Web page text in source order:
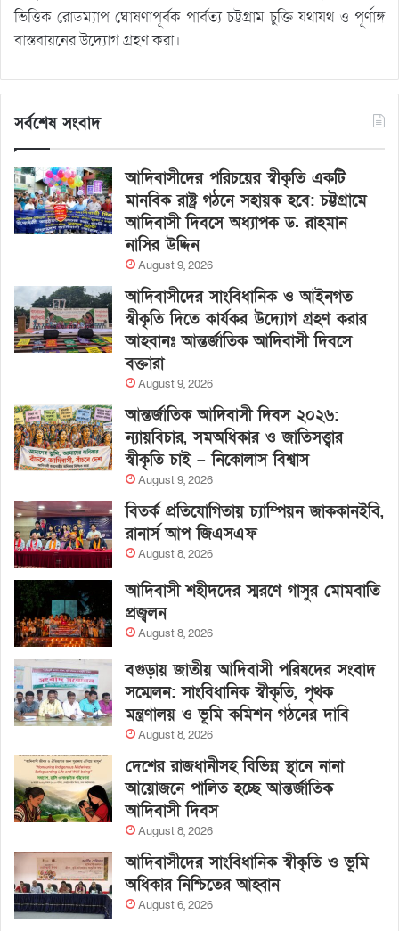
ভিত্তিক রোডম্যাপ ঘোষণাপূর্বক পার্বত্য চট্টগ্রাম চুক্তি যথাযথ ও পূর্ণাঙ্গ
বাস্তবায়নের উদ্যোগ গ্রহণ করা।
সর্বশেষ সংবাদ
আদিবাসীদের পরিচয়ের স্বীকৃতি একটি
মানবিক রাষ্ট্র গঠনে সহায়ক হবে: চট্টগ্রামে
আদিবাসী দিবসে অধ্যাপক ড. রাহমান
নাসির উদ্দিন
August 9, 2026
আদিবাসীদের সাংবিধানিক ও আইনগত
স্বীকৃতি দিতে কার্যকর উদ্যোগ গ্রহণ করার
আহবানঃ আন্তর্জাতিক আদিবাসী দিবসে
বক্তারা
August 9, 2026
আন্তর্জাতিক আদিবাসী দিবস ২০২৬:
ন্যায়বিচার, সমঅধিকার ও জাতিসত্ত্বার
স্বীকৃতি চাই – নিকোলাস বিশ্বাস
August 9, 2026
বিতর্ক প্রতিযোগিতায় চ্যাম্পিয়ন জাককানইবি,
রানার্স আপ জিএসএফ
August 8, 2026
আদিবাসী শহীদদের স্মরণে গাসুর মোমবাতি
প্রজ্বলন
August 8, 2026
বগুড়ায় জাতীয় আদিবাসী পরিষদের সংবাদ
সম্মেলন: সাংবিধানিক স্বীকৃতি, পৃথক
মন্ত্রণালয় ও ভূমি কমিশন গঠনের দাবি
August 8, 2026
দেশের রাজধানীসহ বিভিন্ন স্থানে নানা
আয়োজনে পালিত হচ্ছে আন্তর্জাতিক
আদিবাসী দিবস
August 8, 2026
আদিবাসীদের সাংবিধানিক স্বীকৃতি ও ভূমি
অধিকার নিশ্চিতের আহ্বান
August 6, 2026